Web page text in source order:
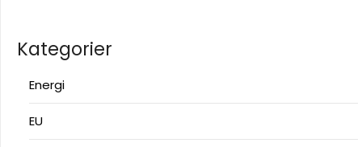
Kategorier
Energi
EU